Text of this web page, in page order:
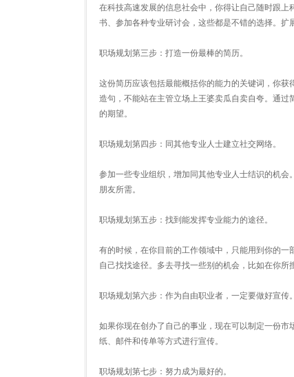
在科技高速发展的信息社会中，你得让自己随时跟
书、参加各种专业研讨会，这些都是不错的选择。扩
职场规划第三步：打造一份最棒的简历。
这份简历应该包括最能概括你的能力的关键词，你
造句，不能站在主管立场上王婆卖瓜自卖自夸。通
的期望。
职场规划第四步：同其他专业人士建立社交网络。
参加一些专业组织，增加同其他专业人士结识的机
朋友所需。
职场规划第五步：找到能发挥专业能力的途径。
有的时候，在你目前的工作领域中，只能用到你的
自己找找途径。多去寻找一些别的机会，比如在你所
职场规划第六步：作为自由职业者，一定要做好宣传。
如果你现在创办了自己的事业，现在可以制定一份
纸、邮件和传单等方式进行宣传。
职场规划第七步：努力成为最好的。